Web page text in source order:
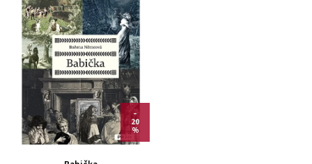
Nejprodávanější
Abecedně
–
20
%